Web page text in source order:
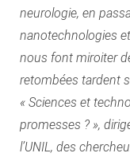
neurologie, en
nanotechnologies
nous font miroiter
retombées tardent
« Sciences et
promesses ? »,
l’UNIL, des